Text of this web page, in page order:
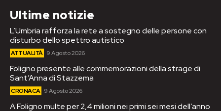
Ultime notizie
L’Umbria rafforza la rete a sostegno delle persone con
disturbo dello spettro autistico
ATTUALITÀ 9 Agosto 2026
Foligno presente alle commemorazioni della strage di
Sant’Anna di Stazzema
CRONACA 9 Agosto 2026
A Foligno multe per 2,4 milioni nei primi sei mesi dell’anno